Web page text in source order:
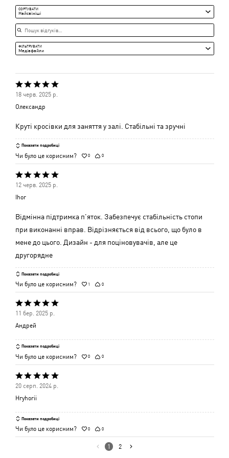
Середня
СОРТУВАТИ
Найсвіжіші
Пошук відгуків
ФІЛЬТРУВАТИ
Медіафайли
Оцінено
5
5
18 черв. 2025 р.
Олександр
Круті кросівки для заняття у залі. Стабільні та зручні
Показати подробиці
Чи було це корисним? 0 0
Оцінено
5
5
12 черв. 2025 р.
Ihor
Відмінна підтримка п'яток. Забезпечує стабільність стопи
при виконанні вправ. Відрізняється від всього, що було в
мене до цього. Дизайн - для поціновувачів, але це
другорядне
Показати подробиці
Чи було це корисним? 1 0
Оцінено
5
5
11 бер. 2025 р.
Андрей
Показати подробиці
Чи було це корисним? 0 0
Оцінено
5
5
20 серп. 2024 р.
Hryhorii
Показати подробиці
Чи було це корисним? 0 0
1 2